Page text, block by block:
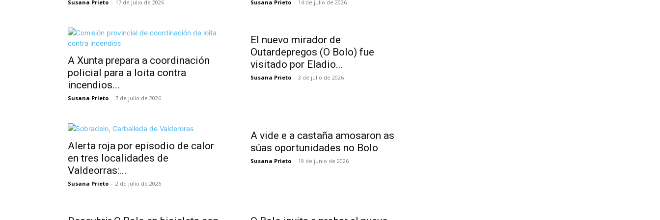
Susana Prieto - 17 de julio de 2026 Susana Prieto - 14 de julio de 2026
A Xunta prepara a coordinación
policial para a loita contra
incendios...
Susana Prieto - 7 de julio de 2026
El nuevo mirador de
Outardepregos (O Bolo) fue
visitado por Eladio...
Susana Prieto - 3 de julio de 2026
Alerta roja por episodio de calor
en tres localidades de
Valdeorras:...
Susana Prieto - 2 de julio de 2026
A vide e a castaña amosaron as
súas oportunidades no Bolo
Susana Prieto - 19 de junio de 2026